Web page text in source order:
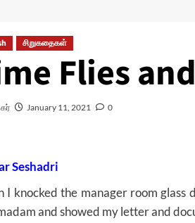
சிறுகதைகள்
Flies
January 11, 2021 0
Seshadri
I knocked the manager room
and showed my letter and